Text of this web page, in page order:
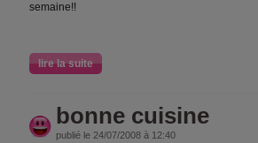
semaine!!
lire la suite
bonne cuisine
publié le 24/07/2008 à 12:40